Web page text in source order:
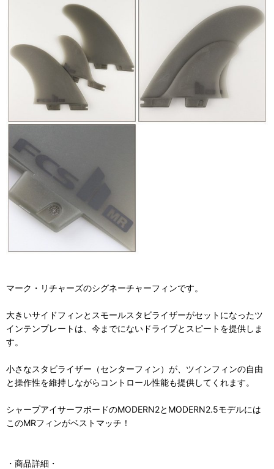
マーク・リチャーズのシグネーチャーフィンです。
大きいサイドフィンとスモールスタビライザーがセットになったツ
インテンプレートは、今までにないドライブとスピートを提供しま
す。
小さなスタビライザー（センターフィン）が、ツインフィンの自由
と操作性を維持しながらコントロール性能も提供してくれます。
シャープアイサーフボードのMODERN2とMODERN2.5モデルには
このMRフィンがベストマッチ！
・商品詳細・